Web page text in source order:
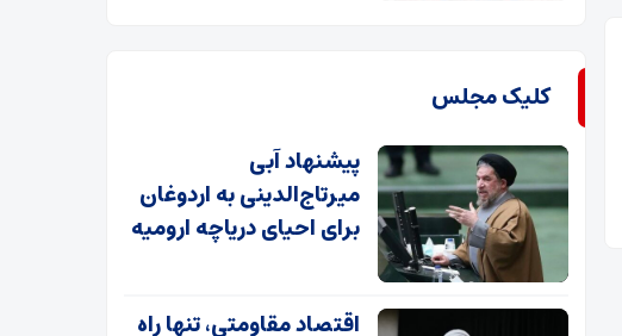
کلیک مجلس
پیشنهاد آبی
میرتاج‌الدینی‌ به اردوغان
برای احیای دریاچه ارومیه
اقتصاد مقاومتی، تنها راه